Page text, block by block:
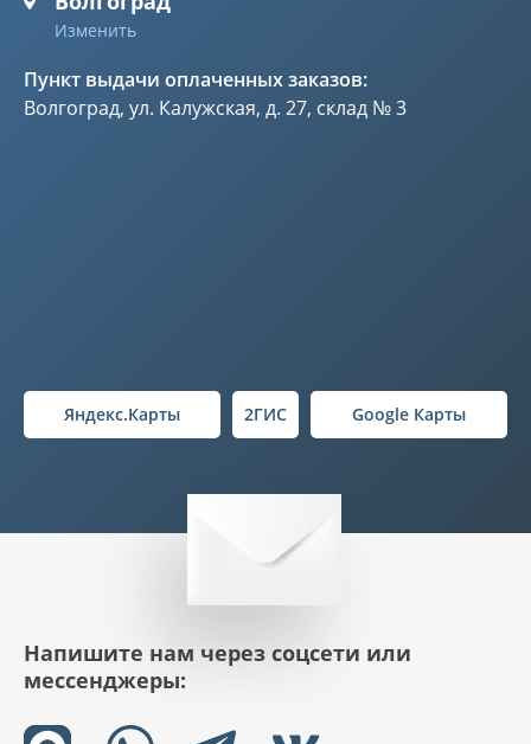
Изменить
Пункт выдачи оплаченных заказов:
Волгоград, ул. Калужская, д. 27, склад № 3
Яндекс.Карты 2ГИС Google Карты
Напишите нам через соцсети или
мессенджеры: